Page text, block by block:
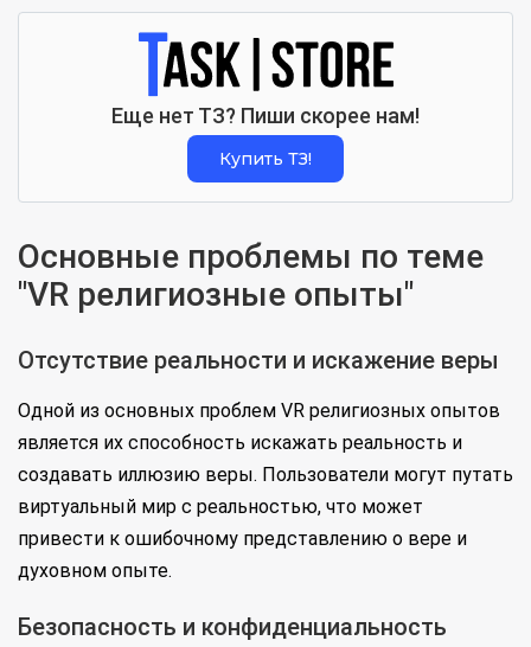
Еще нет ТЗ? Пиши скорее нам!
Купить ТЗ!
Основные проблемы по теме
"VR религиозные опыты"
Отсутствие реальности и искажение веры
Одной из основных проблем VR религиозных опытов
является их способность искажать реальность и
создавать иллюзию веры. Пользователи могут путать
виртуальный мир с реальностью, что может
привести к ошибочному представлению о вере и
духовном опыте.
Безопасность и конфиденциальность